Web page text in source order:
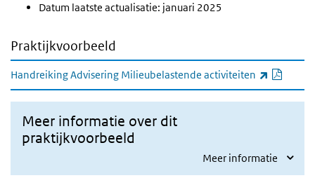
Datum laatste actualisatie: januari 2025
Praktijkvoorbeeld
Handreiking Advisering Milieubelastende activiteiten
Meer informatie over dit
praktijkvoorbeeld
Meer informatie